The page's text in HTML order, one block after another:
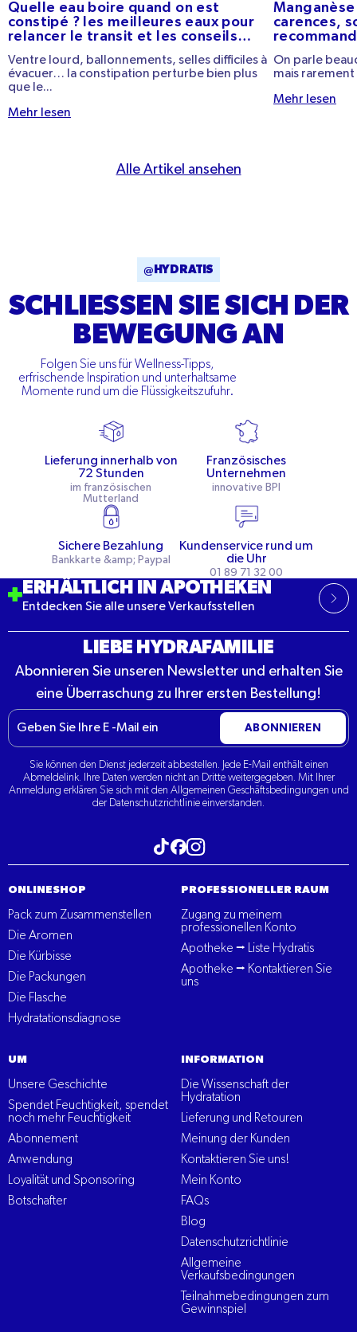
Quelle eau boire quand on est
constipé ? les meilleures eaux pour
relancer le transit et les conseils
Ventre lourd, ballonnements, selles difficiles à
évacuer… la constipation perturbe bien plus
que le...
Mehr lesen
carences,
On parle
mais rarement
Mehr lesen
Alle Artikel ansehen
@HYDRATIS
SCHLIESSEN SIE SICH DER B
EWEGUNG AN
Folgen Sie uns für Wellness-Tipps,
erfrischende Inspiration und unterhaltsame
Momente rund um die Flüssigkeitszufuhr.
Lieferung innerhalb von
72 Stunden
im französischen
Mutterland
Französisches
Unternehmen
innovative BPI
Sichere Bezahlung
Bankkarte &amp; Paypal
Kundenservice rund um
die Uhr
01 89 71 32 00
LIEBE HYDRAFAMILIE
Abonnieren Sie unseren Newsletter und erhalten Sie
eine Überraschung zu Ihrer ersten Bestellung!
E-
Mail
ABONNIEREN
Sie können den Dienst jederzeit abbestellen. Jede E-Mail enthält einen
Abmeldelink. Ihre Daten werden nicht an Dritte weitergegeben. Mit Ihrer
Anmeldung erklären Sie sich mit den Allgemeinen Geschäftsbedingungen und
der Datenschutzrichtlinie einverstanden.
Besuchen Sie unseren Tiktok
Besuchen Sie unser Facebook
ERHÄLTLICH IN APOTHEKEN
Entdecken Sie alle unsere Verkaufsstellen
ONLINESHOP
Pack zum Zusammenstellen
Die Aromen
Die Kürbisse
Die Packungen
Die Flasche
Hydratationsdiagnose
PROFESSIONELLER RAUM
Zugang zu meinem
professionellen Konto
Apotheke ⭢ Liste Hydratis
Apotheke ⭢ Kontaktieren Sie
uns
UM
Unsere Geschichte
Spendet Feuchtigkeit, spendet
noch mehr Feuchtigkeit
Abonnement
Anwendung
Loyalität und Sponsoring
Botschafter
INFORMATION
Die Wissenschaft der
Hydratation
Lieferung und Retouren
Meinung der Kunden
Kontaktieren Sie uns!
Mein Konto
FAQs
Blog
Datenschutzrichtlinie
Allgemeine
Verkaufsbedingungen
Teilnahmebedingungen zum
Gewinnspiel